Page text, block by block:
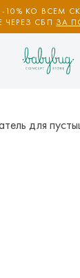
КО ВСЕМ
ЧЕРЕЗ СБП ЗА